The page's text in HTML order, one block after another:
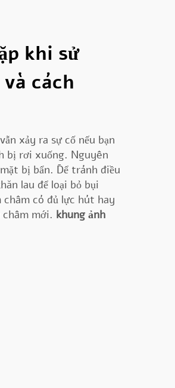
khi sử
cách
xảy ra sự cố nếu bạn
bị rơi xuống. Nguyên
bị bẩn. Để tránh điều
lau để loại bỏ bụi
có đủ lực hút hay
mới. khung ảnh